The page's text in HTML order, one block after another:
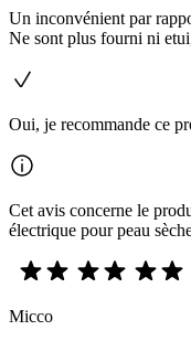
Un inconvénient par
Ne sont plus fourni ni
Oui, je recommande ce
Cet avis concerne le
électrique pour peau
Micco